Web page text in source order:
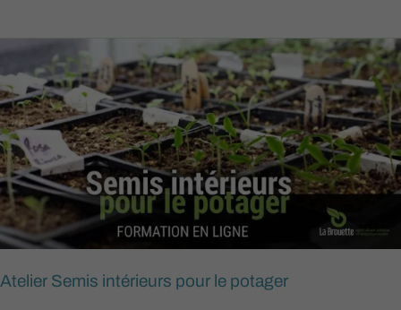
Atelier Semis intérieurs pour le potager
Semis
intérieurs
pour
le
potager